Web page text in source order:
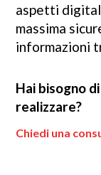
aspetti
massima
informazioni
Hai bisogno
realizzare?
Chiedi una